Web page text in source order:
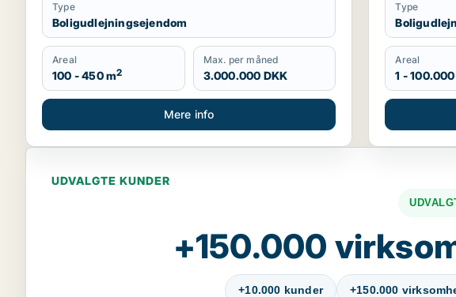
Type
Boligudlejningsejendom
Areal
100 - 450 m2
Max. per måned
3.000.000 DKK
Mere info
Type
Areal
1 -
UDVALGTE KUNDER
+150.000
+10.000 kunder +150.000